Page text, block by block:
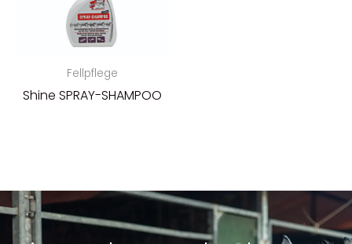
Fellpflege
Shine SPRAY-SHAMPOO